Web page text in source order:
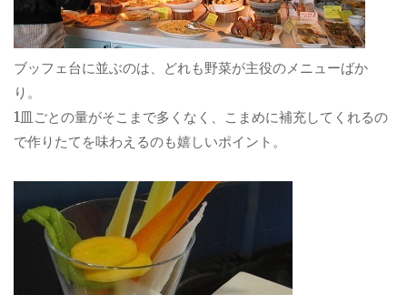
ブッフェ台に並ぶのは、どれも野菜が主役のメニューばか
り。
1皿ごとの量がそこまで多くなく、こまめに補充してくれるの
で作りたてを味わえるのも嬉しいポイント。